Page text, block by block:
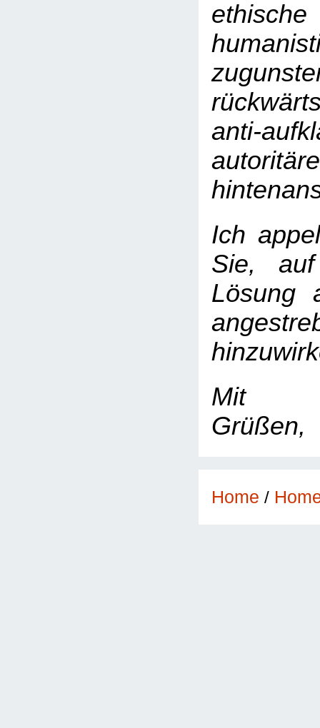
anti-
Ich
Sie,
Lösung
Mit
Grüßen,
Home /